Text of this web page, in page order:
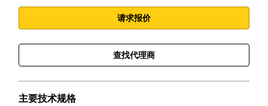
请求报价
查找代理商
主要技术规格